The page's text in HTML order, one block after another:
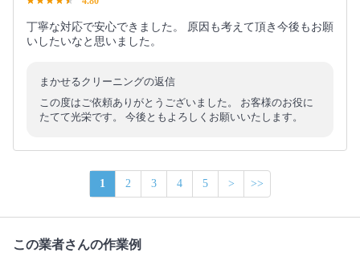
丁寧な対応で安心できました。 原因も考えて頂き今後もお願
いしたいなと思いました。
まかせるクリーニングの返信
この度はご依頼ありがとうございました。 お客様のお役に
たてて光栄です。 今後ともよろしくお願いいたします。
1 2 3 4 5 > >>
この業者さんの作業例